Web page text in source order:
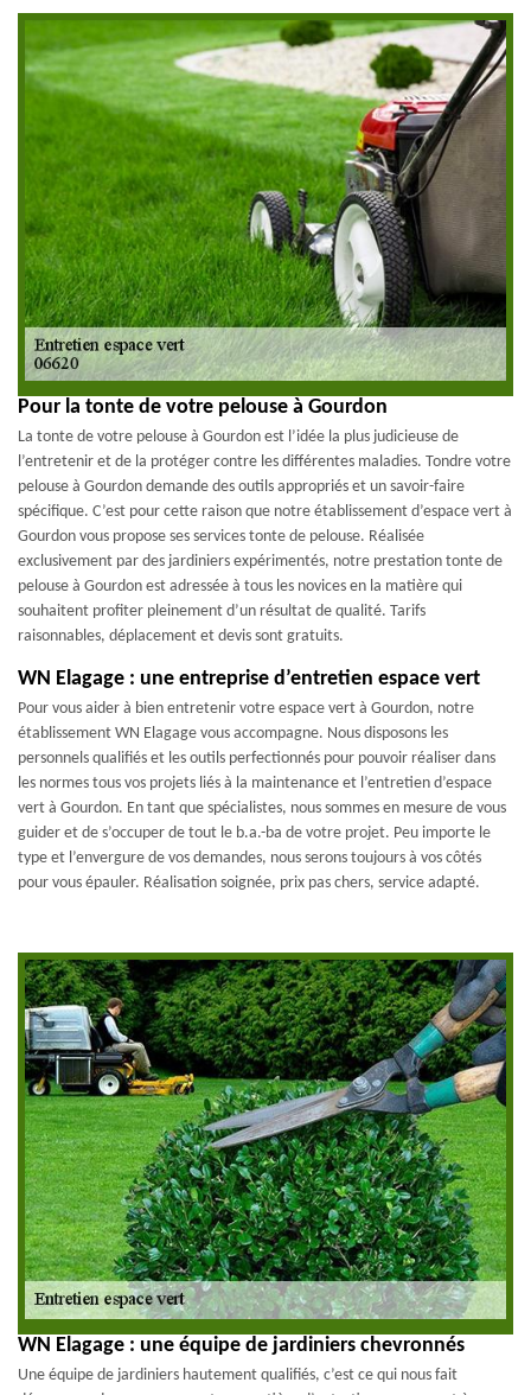
Pour la tonte de votre pelouse à Gourdon
La tonte de votre pelouse à Gourdon est l’idée la plus judicieuse de
l’entretenir et de la protéger contre les différentes maladies. Tondre votre
pelouse à Gourdon demande des outils appropriés et un savoir-faire
spécifique. C’est pour cette raison que notre établissement d’espace vert à
Gourdon vous propose ses services tonte de pelouse. Réalisée
exclusivement par des jardiniers expérimentés, notre prestation tonte de
pelouse à Gourdon est adressée à tous les novices en la matière qui
souhaitent profiter pleinement d’un résultat de qualité. Tarifs
raisonnables, déplacement et devis sont gratuits.
WN Elagage : une entreprise d’entretien espace vert
Pour vous aider à bien entretenir votre espace vert à Gourdon, notre
établissement WN Elagage vous accompagne. Nous disposons les
personnels qualifiés et les outils perfectionnés pour pouvoir réaliser dans
les normes tous vos projets liés à la maintenance et l’entretien d’espace
vert à Gourdon. En tant que spécialistes, nous sommes en mesure de vous
guider et de s’occuper de tout le b.a.-ba de votre projet. Peu importe le
type et l’envergure de vos demandes, nous serons toujours à vos côtés
pour vous épauler. Réalisation soignée, prix pas chers, service adapté.
WN Elagage : une équipe de jardiniers chevronnés
Une équipe de jardiniers hautement qualifiés, c’est ce qui nous fait